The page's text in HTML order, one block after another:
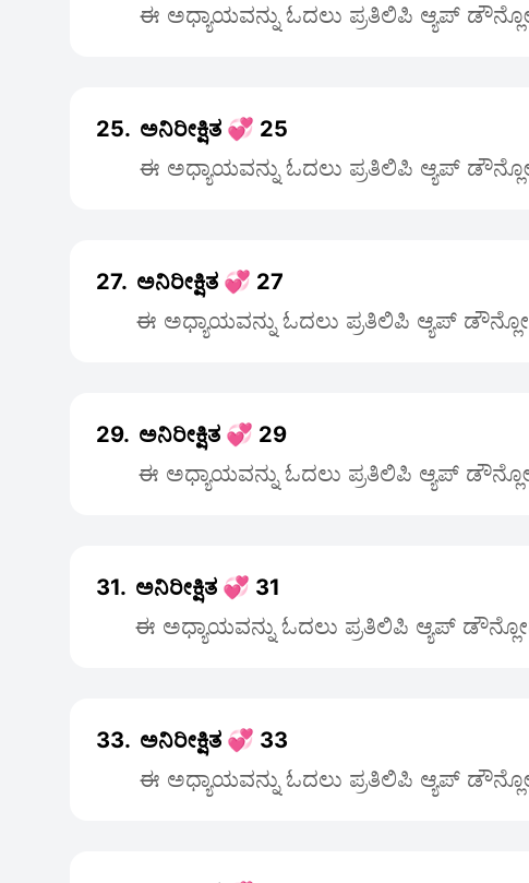
ಈ ಅಧ್ಯಾಯವನ್ನು ಓದಲು ಪ್ರತಿಲಿಪಿ ಆ್ಯಪ್
25. ಅನಿರೀಕ್ಷಿತ 💞 25
ಈ ಅಧ್ಯಾಯವನ್ನು ಓದಲು ಪ್ರತಿಲಿಪಿ ಆ್ಯಪ್
27. ಅನಿರೀಕ್ಷಿತ 💞 27
ಈ ಅಧ್ಯಾಯವನ್ನು ಓದಲು ಪ್ರತಿಲಿಪಿ ಆ್ಯಪ್
29. ಅನಿರೀಕ್ಷಿತ 💞 29
ಈ ಅಧ್ಯಾಯವನ್ನು ಓದಲು ಪ್ರತಿಲಿಪಿ ಆ್ಯಪ್
31. ಅನಿರೀಕ್ಷಿತ 💞 31
ಈ ಅಧ್ಯಾಯವನ್ನು ಓದಲು ಪ್ರತಿಲಿಪಿ ಆ್ಯಪ್
33. ಅನಿರೀಕ್ಷಿತ 💞 33
ಈ ಅಧ್ಯಾಯವನ್ನು ಓದಲು ಪ್ರತಿಲಿಪಿ ಆ್ಯಪ್